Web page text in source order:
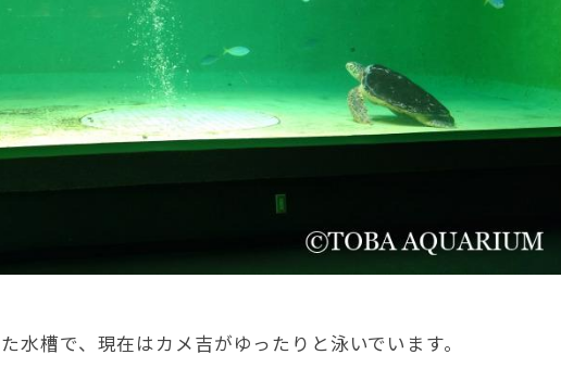
水槽で、現在はカメ吉がゆったりと泳いでいます。